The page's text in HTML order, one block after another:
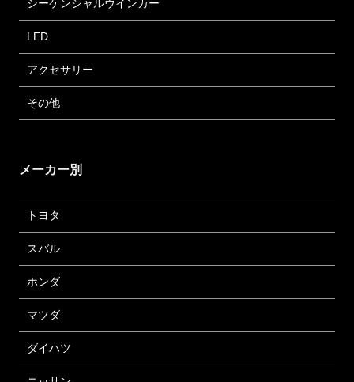
シーケンシャルウインカー
LED
アクセサリー
その他
メーカー別
トヨタ
スバル
ホンダ
マツダ
ダイハツ